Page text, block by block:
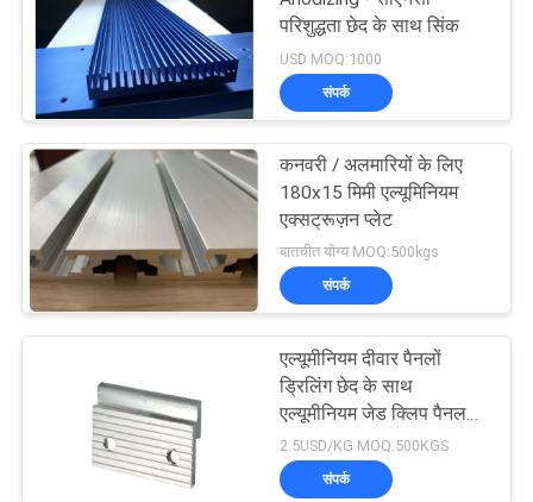
परिशुद्धता छेद के साथ सिंक
USD MOQ:1000
संपर्क
कनवरी / अलमारियों के लिए
180x15 मिमी एल्यूमिनियम
एक्सट्रूज़न प्लेट
बातचीत योग्य MOQ:500kgs
संपर्क
एल्यूमीनियम दीवार पैनलों
ड्रिलिंग छेद के साथ
एल्यूमीनियम जेड क्लिप पैनल
क्लिप पहने हुए
2.5USD/KG MOQ:500KGS
संपर्क